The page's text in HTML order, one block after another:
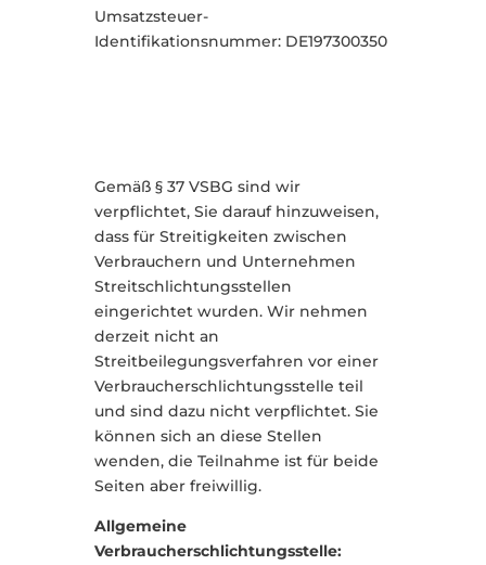
Umsatzsteuer-
Identifikationsnummer: DE197300350
Gemäß § 37 VSBG sind wir
verpflichtet, Sie darauf hinzuweisen,
dass für Streitigkeiten zwischen
Verbrauchern und Unternehmen
Streitschlichtungsstellen
eingerichtet wurden. Wir nehmen
derzeit nicht an
Streitbeilegungsverfahren vor einer
Verbraucherschlichtungsstelle teil
und sind dazu nicht verpflichtet. Sie
können sich an diese Stellen
wenden, die Teilnahme ist für beide
Seiten aber freiwillig.
Allgemeine
Verbraucherschlichtungsstelle: